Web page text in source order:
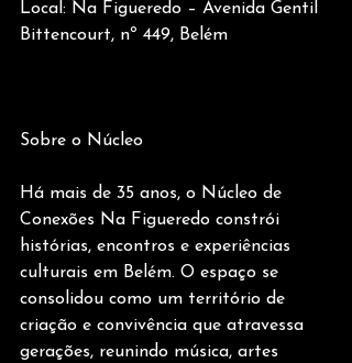
Local: Na Figueredo – Avenida Gentil
Bittencourt, nº 449, Belém
Sobre o Núcleo
Há mais de 35 anos, o Núcleo de
Conexões Na Figueredo constrói
histórias, encontros e experiências
culturais em Belém. O espaço se
consolidou como um território de
criação e convivência que atravessa
gerações, reunindo música, artes